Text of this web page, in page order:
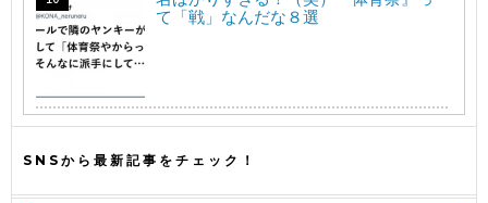
て「戦」なんだな８選
SNSから最新記事をチェック！